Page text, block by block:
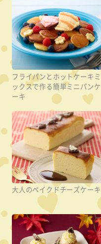
フライパンとホットケーキミ
ックスで作る簡単ミニパンケ
ーキ
大人のベイクドチーズケーキ